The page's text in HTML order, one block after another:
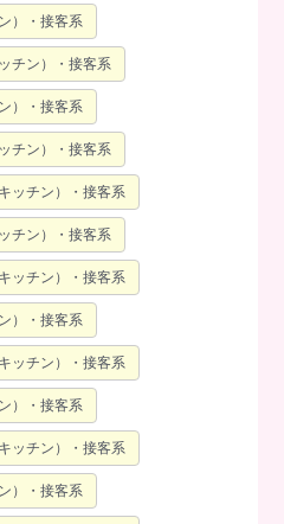
）・接客系
チン）・接客系
）・接客系
チン）・接客系
ッチン）・接客系
チン）・接客系
ッチン）・接客系
）・接客系
ッチン）・接客系
）・接客系
ッチン）・接客系
）・接客系